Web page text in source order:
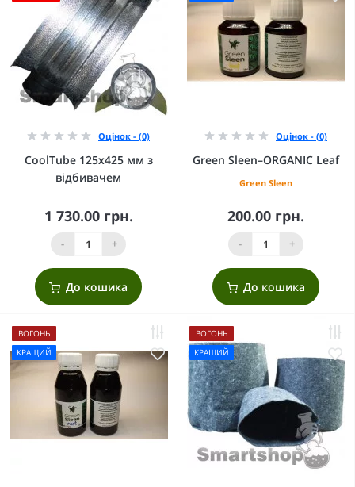
Оцінок - (0)
CoolTube 125х425 мм з
відбивачем
1 730.00 грн.
- +
До кошика
Оцінок - (0)
Green Sleen–ORGANIC Leaf
Green Sleen
200.00 грн.
- +
До кошика
ВОГОНЬ
КРАЩИЙ
ВОГОНЬ
КРАЩИЙ